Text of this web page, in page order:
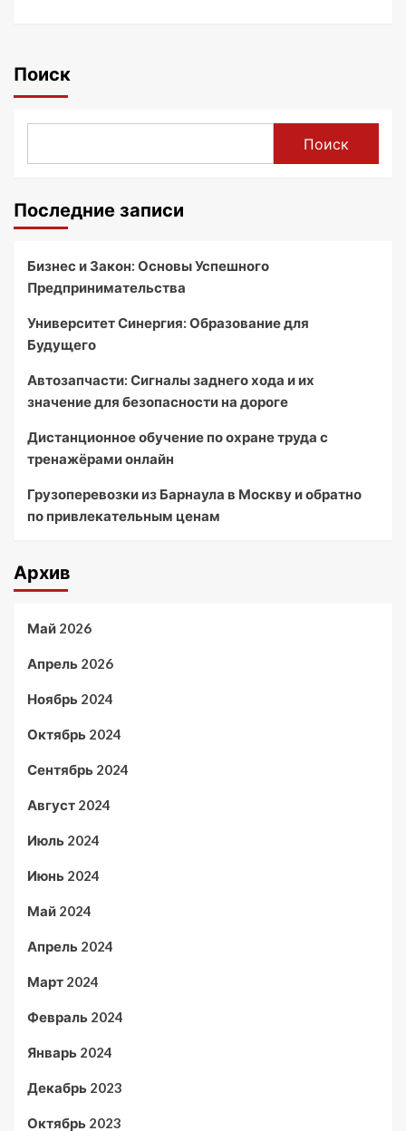
Поиск
Поиск
Последние записи
Бизнес и Закон: Основы Успешного
Предпринимательства
Университет Синергия: Образование для
Будущего
Автозапчасти: Сигналы заднего хода и их
значение для безопасности на дороге
Дистанционное обучение по охране труда с
тренажёрами онлайн
Грузоперевозки из Барнаула в Москву и обратно
по привлекательным ценам
Архив
Май 2026
Апрель 2026
Ноябрь 2024
Октябрь 2024
Сентябрь 2024
Август 2024
Июль 2024
Июнь 2024
Май 2024
Апрель 2024
Март 2024
Февраль 2024
Январь 2024
Декабрь 2023
Октябрь 2023